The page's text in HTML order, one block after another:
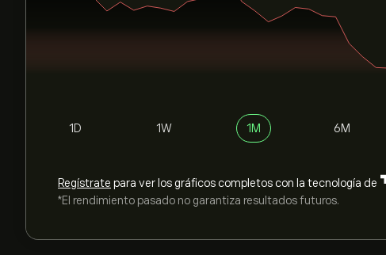
1D 1W 1M 6M
Regístrate para ver los gráficos completos con la tecnología de
*El rendimiento pasado no garantiza resultados futuros.